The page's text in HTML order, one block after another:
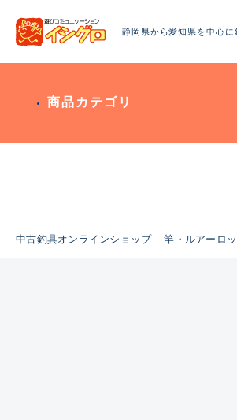
静岡県から愛知県を中心
商品カテゴリ
中古釣具オンラインショップ 竿・ルアーロ